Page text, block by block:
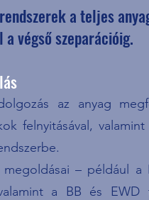
a teljes
végső szeparációig.
az anyag
felnyitásával,
megoldásai – például
a BB és